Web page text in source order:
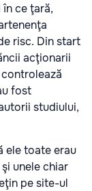
ce ţară,
risc. Din start
acţionarii
fost
studiului,
ele toate erau
unele chiar
pe site-ul